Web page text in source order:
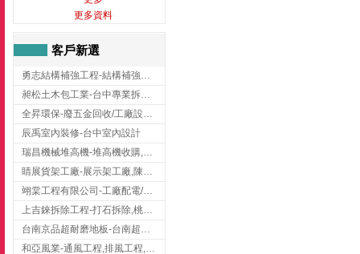
更多資料
客戶新選
勇志結構補強工程-結構補強工程 ,桃園結構補強工程,龍潭結構補強工程
昶松土木包工業-台中專業拆除工程/挖土機出租
全昇環保-廢五金回收/工廠設備收購/機械設備回收/高價收購廠房設備
辰禹室內裝修-台中室內設計
瑞昌機械堆高機-堆高機收購,新北市堆高機,桃園堆高機
睛展貨架工廠-展示架工廠,陳列架,台中展示架工廠
翊棠工程有限公司-工廠配電/高雄消防機電公司
上吉錸拆除工程-打石拆除,桃園打石拆除,桃園拆除工程
台南京品超耐磨地板-台南超耐磨地板
和亞風業-通風工程,排風工程,彰化通風工程,彰化排風工程